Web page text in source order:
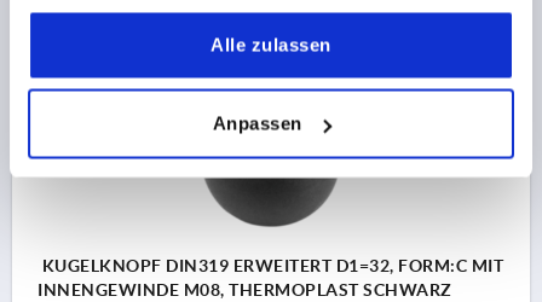
gesammelt haben.
Alle zulassen
Anpassen
KUGELKNOPF DIN319 ERWEITERT D1=32, FORM:C MIT
INNENGEWINDE M08, THERMOPLAST SCHWARZ